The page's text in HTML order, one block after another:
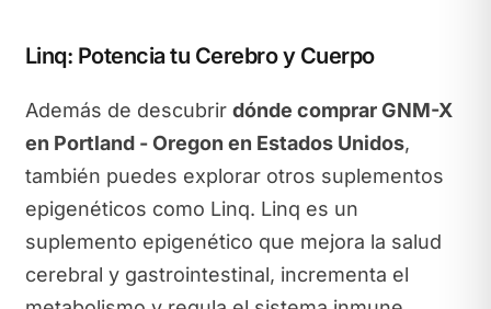
Linq: Potencia tu Cerebro y Cuerpo
Además de descubrir dónde comprar GNM-X
en Portland - Oregon en Estados Unidos,
también puedes explorar otros suplementos
epigenéticos como Linq. Linq es un
suplemento epigenético que mejora la salud
cerebral y gastrointestinal, incrementa el